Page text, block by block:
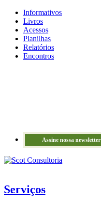
Informativos
Livros
Acessos
Planilhas
Relatórios
Encontros
Assine nossa newsletter
Serviços